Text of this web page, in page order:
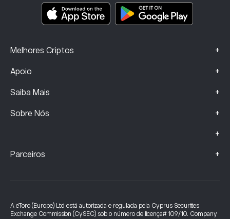
Melhores Criptos +
Apoio +
Saiba Mais +
Sobre Nós +
+
Dados sobre Queixas (Clientes FCA)
Parceiros +
A eToro (Europe) Ltd está autorizada e regulada pela Cyprus Securities
Exchange Commission (CySEC) sob o número de licença# 109/10. Company